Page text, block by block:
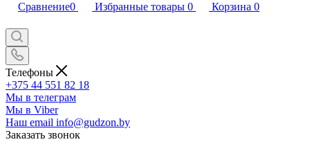
Сравнение0 Избранные товары 0 Корзина 0
Телефоны
+375 44 551 82 18
Мы в телеграм
Мы в Viber
Наш email info@gudzon.by
Заказать звонок